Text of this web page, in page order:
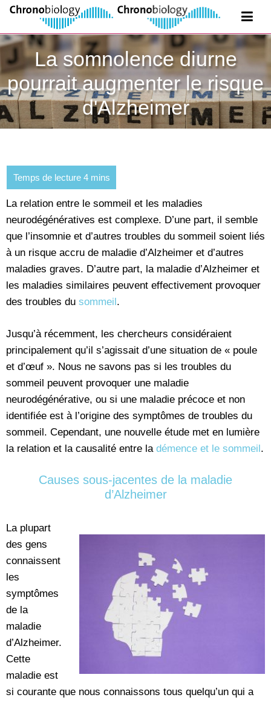
La somnolence diurne
pourrait augmenter le risque
d'Alzheimer
La relation entre le sommeil et les maladies
neurodégénératives est complexe. D’une part, il semble
que l’insomnie et d’autres troubles du sommeil soient liés
à un risque accru de maladie d’Alzheimer et d’autres
maladies graves. D’autre part, la maladie d’Alzheimer et
les maladies similaires peuvent effectivement provoquer
des troubles du sommeil.
Jusqu’à récemment, les chercheurs considéraient
principalement qu’il s’agissait d’une situation de « poule
et d’œuf ». Nous ne savons pas si les troubles du
sommeil peuvent provoquer une maladie
neurodégénérative, ou si une maladie précoce et non
identifiée est à l’origine des symptômes de troubles du
sommeil. Cependant, une nouvelle étude met en lumière
la relation et la causalité entre la démence et le sommeil.
Causes sous-jacentes de la maladie
d’Alzheimer
La plupart
des gens
connaissent
les
symptômes
de la
maladie
d’Alzheimer.
Cette
maladie est
si courante que nous connaissons tous quelqu’un qui a